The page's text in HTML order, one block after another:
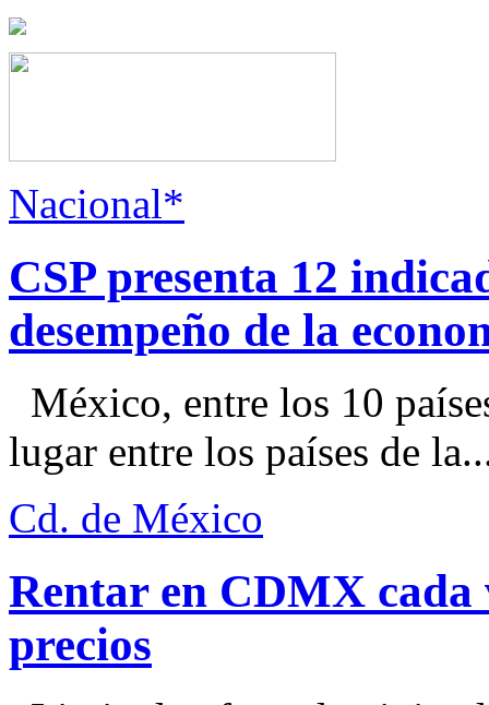
Nacional*
CSP presenta 12
desempeño de la
México, entre los 10
lugar entre los países de
Cd. de México
Rentar en CDMX cada
precios